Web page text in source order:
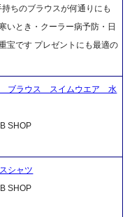
ちのブラウスが何通りにも
いとき・クーラー病予防・日
宝です プレゼントにも最適の
ブラウス スイムウエア 水
SHOP
シャツ
SHOP